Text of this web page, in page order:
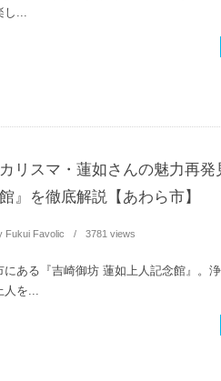
し...
リスマ・蓮如さんの魅力再発
』を徹底解説【あわら市】
Fukui Favolic 3781 views
にある『吉崎御坊 蓮如上人記念館』。
人を...